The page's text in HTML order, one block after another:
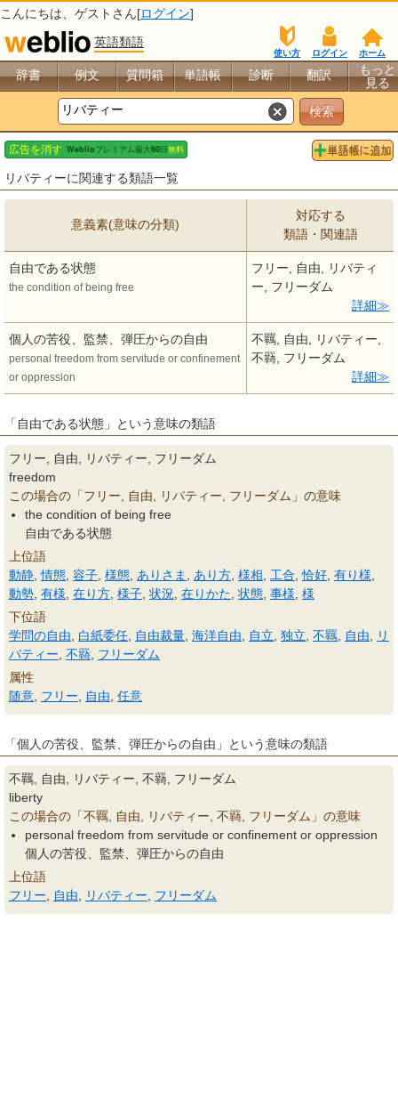
こんにちは、 ゲスト さん[ログイン]
英語類語
ホーム
ログイン
使い方
辞書 例文 質問箱 単語帳 診断 翻訳
もっと
見る
リバティーに関連する類語一覧
意義素(意味の分類)
対応する
類語・関連語
自由である状態
the condition of being free
フリー, 自由, リバティ
ー, フリーダム
詳細
個人の苦役、監禁、弾圧からの自由
personal freedom from servitude or confinement
or oppression
不羈, 自由, リバティー,
不羇, フリーダム
詳細
「自由である状態」という意味の類語
フリー, 自由, リバティー, フリーダム
freedom
この場合の「フリー, 自由, リバティー, フリーダム」の意味
the condition of being free
自由である状態
上位語
動静 ,情態 容子 様態 ありさま あり方 様相 工合 ,恰好 有り様
動勢 有様 在り方 様子 状況 在りかた 状態 事様 様
下位語
学問の自由
白紙委任 自由裁量 海洋自由 自立 独立 不羈 自由
リ
バティー 不羇 フリーダム
属性
随意 フリー 自由 任意
「個人の苦役、監禁、弾圧からの自由」という意味の類語
不羈, 自由, リバティー, 不羇, フリーダム
liberty
この場合の「不羈, 自由, リバティー, 不羇, フリーダム」の意味
personal freedom from servitude or confinement or oppression
個人の苦役、監禁、弾圧からの自由
上位語
フリー
自由 リバティー フリーダム